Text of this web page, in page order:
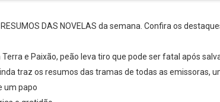
DAS NOVELAS da semana. Confira os
e Paixão, peão leva tiro que pode ser fatal após
traz os resumos das tramas de todas as emissoras,
um papo